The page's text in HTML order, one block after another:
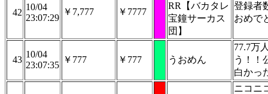
42
10/04
23:07:29
￥7,777 ￥7777
RR【バカタレ
宝鐘サーカス
団】
登録者
おめで
43
10/04
23:07:35
￥777 ￥777 うおめん
77.7万
う！！
白かっ
ニコニ